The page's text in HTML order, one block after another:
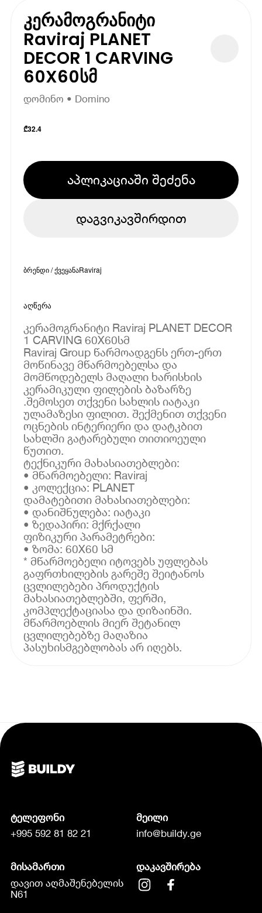
კერამოგრანიტი
Raviraj PLANET
DECOR 1 CARVING
60X60სმ
დომინო • Domino
₾32.4
აპლიკაციაში შეძენა
დაგვიკავშირდით
ბრენდი / ქვეყანაRaviraj
აღწერა
კერამოგრანიტი Raviraj PLANET DECOR
1 CARVING 60X60სმ
Raviraj Group წარმოადგენს ერთ-ერთ
მოწინავე მწარმოებელსა და
მომწოდებელს მაღალი ხარისხის
კერამიკული ფილების ბაზარზე
.შემოსეთ თქვენი სახლის იატაკი
ულამაზესი ფილით. შექმენით თქვენი
ოცნების ინტერიერი და დატკბით
სახლში გატარებული თითიოეული
წუთით.
ტექნიკური მახასიათებლები:
• მწარმოებელი: Raviraj
• კოლექცია: PLANET
დამატებითი მახასიათებლები:
• დანიშნულება: იატაკი
• ზედაპირი: მქრქალი
ფიზიკური პარამეტრები:
• ზომა: 60X60 სმ
* მწარმოებელი იტოვებს უფლებას
გაფრთხილების გარეშე შეიტანოს
ცვლილებები პროდუქტის
მახასიათებლებში, ფერში,
კომპლექტაციასა და დიზაინში.
მწარმოებლის მიერ შეტანილ
ცვლილებებზე მაღაზია
პასუხისმგებლობას არ იღებს.
ტელეფონი
+995 592 81 82 21
მეილი
info@buildy.ge
მისამართი
დავით აღმაშენებელის
N61
დაკავშირება